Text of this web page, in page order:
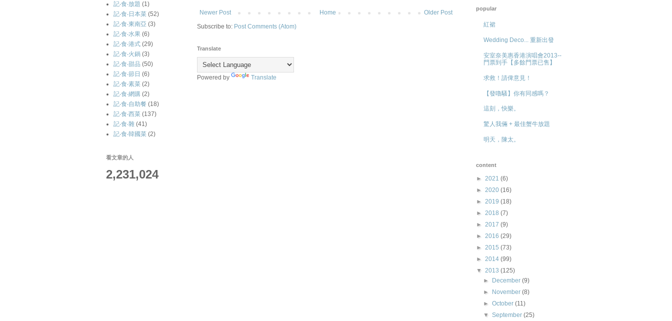
Newer Post Older Post
Home
Subscribe to: Post Comments (Atom)
Translate
Powered by Translate
記‧食‧放題 (1)
記‧食‧日本菜 (52)
記‧食‧東南亞 (3)
記‧食‧水果 (6)
記‧食‧港式 (29)
記‧食‧火鍋 (3)
記‧食‧甜品 (50)
記‧食‧節日 (6)
記‧食‧素菜 (2)
記‧食‧網購 (2)
記‧食‧自助餐 (18)
記‧食‧西菜 (137)
記‧食‧雜 (41)
記‧食‧韓國菜 (2)
看文章的人
2,231,024
popular
紅裙
Wedding Deco... 重新出發
安室奈美惠香港演唱會2013--
門票到手【多餘門票已售】
求救！請俾意見！
【發嚕騷】你有同感嗎？
這刻，快樂。
驚人我倆 + 最佳蟹牛放題
明天，陳太。
content
► 2021 (6)
► 2020 (16)
► 2019 (18)
► 2018 (7)
► 2017 (9)
► 2016 (29)
► 2015 (73)
► 2014 (99)
▼ 2013 (125)
►
December(9)
►
November(8)
►October(11)
▼September(25)